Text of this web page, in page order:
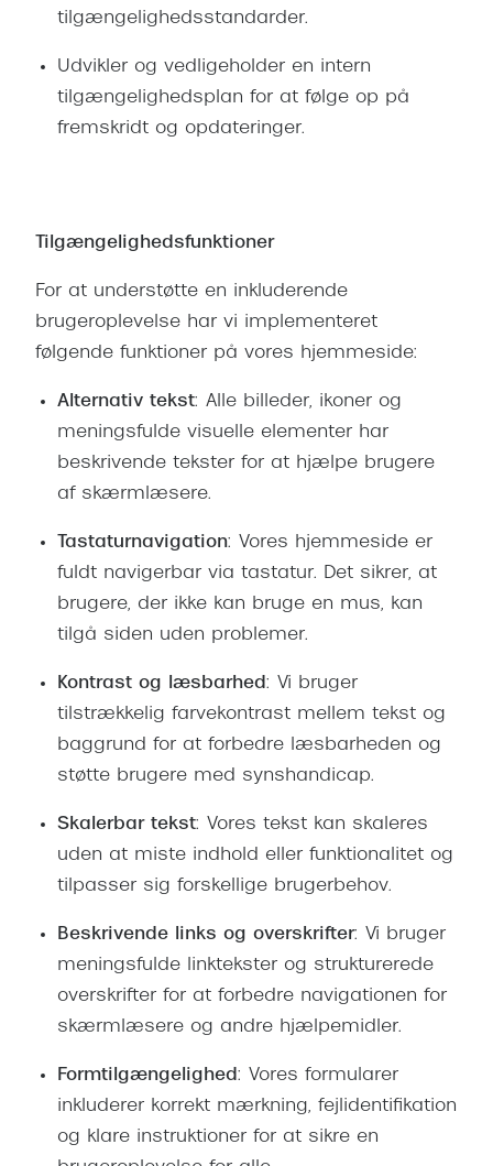
Polo Ralph Lauren
Coach
Vogue
BOSS Eyewear
Peak Performance
Armani Exchange
Eksklusive brillemærker
Gucci
Moncler
Burberry
Saint Laurent
Versace
Dolce & Gabbana
Persol
Tiffany & Co.
Sorte
Mere
tilgængelighedsstandarder.
Udvikler og vedligeholder en intern
tilgængelighedsplan for at følge op på
fremskridt og opdateringer.
Tilgængelighedsfunktioner
For at understøtte en inkluderende
brugeroplevelse har vi implementeret
følgende funktioner på vores hjemmeside:
Alternativ tekst: Alle billeder, ikoner og
meningsfulde visuelle elementer har
beskrivende tekster for at hjælpe brugere
af skærmlæsere.
Tastaturnavigation: Vores hjemmeside er
fuldt navigerbar via tastatur. Det sikrer, at
brugere, der ikke kan bruge en mus, kan
tilgå siden uden problemer.
Kontrast og læsbarhed: Vi bruger
tilstrækkelig farvekontrast mellem tekst og
baggrund for at forbedre læsbarheden og
støtte brugere med synshandicap.
Skalerbar tekst: Vores tekst kan skaleres
uden at miste indhold eller funktionalitet og
tilpasser sig forskellige brugerbehov.
Beskrivende links og overskrifter: Vi bruger
meningsfulde linktekster og strukturerede
overskrifter for at forbedre navigationen for
skærmlæsere og andre hjælpemidler.
Formtilgængelighed: Vores formularer
inkluderer korrekt mærkning, fejlidentifikation
og klare instruktioner for at sikre en